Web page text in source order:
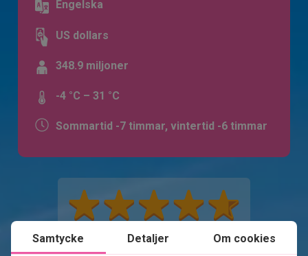
Engelska
US dollars
348.9 miljoner
-4 °C – 31 °C
Sommartid -7 timmar, vintertid -6 timmar
Samtycke Detaljer Om cookies